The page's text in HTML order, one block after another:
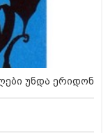
უნდა ერიდონ